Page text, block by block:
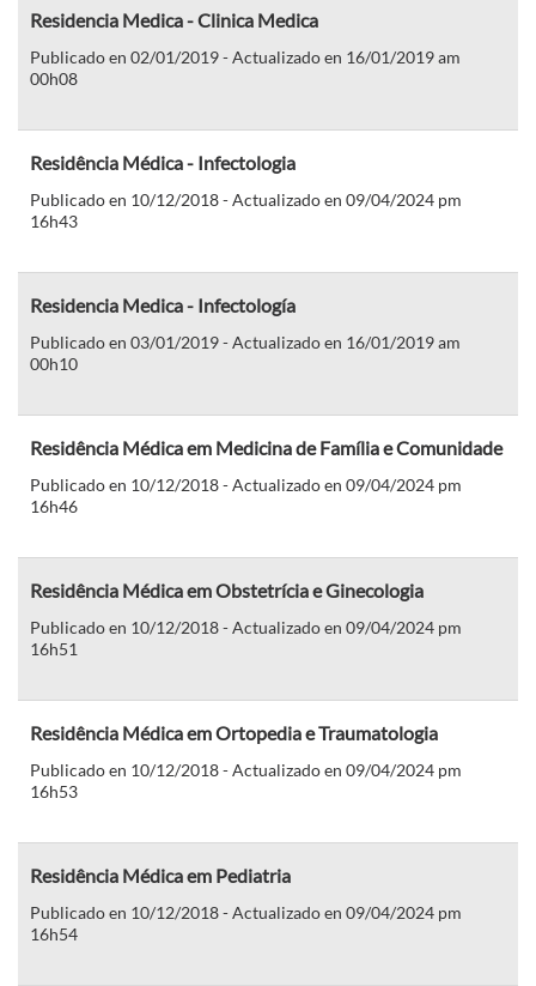
Residencia Medica - Clinica Medica
Publicado en 02/01/2019 - Actualizado en 16/01/2019 am
00h08
Residência Médica - Infectologia
Publicado en 10/12/2018 - Actualizado en 09/04/2024 pm
16h43
Residencia Medica - Infectología
Publicado en 03/01/2019 - Actualizado en 16/01/2019 am
00h10
Residência Médica em Medicina de Família e Comunidade
Publicado en 10/12/2018 - Actualizado en 09/04/2024 pm
16h46
Residência Médica em Obstetrícia e Ginecologia
Publicado en 10/12/2018 - Actualizado en 09/04/2024 pm
16h51
Residência Médica em Ortopedia e Traumatologia
Publicado en 10/12/2018 - Actualizado en 09/04/2024 pm
16h53
Residência Médica em Pediatria
Publicado en 10/12/2018 - Actualizado en 09/04/2024 pm
16h54